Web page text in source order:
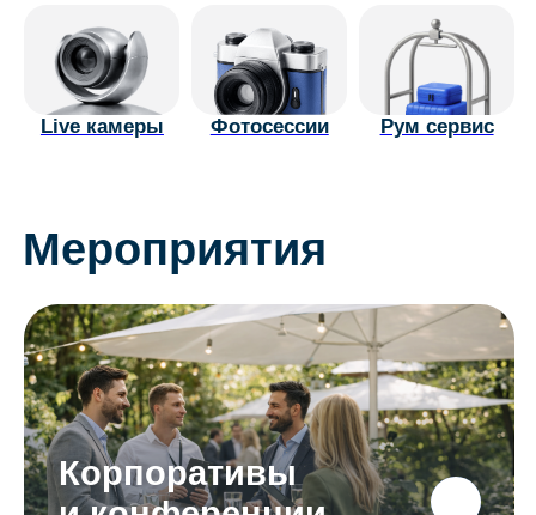
Корпоративы
и конференции
Спортивные
сборы